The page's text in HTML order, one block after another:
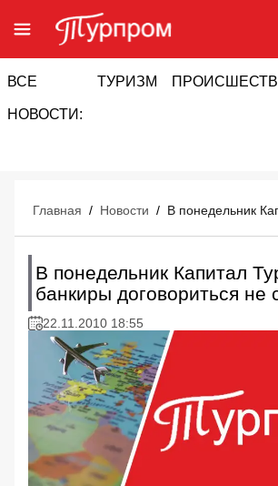
ВСЕ
НОВОСТИ:
ТУРИЗМ
Главная / Новости /
В понедельник Капитал
банкиры договориться не
22.11.2010 18:55